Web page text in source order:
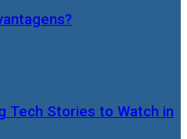
Tech Stories to Watch in